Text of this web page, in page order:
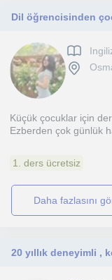
Dil öğrencisinden
Küçük çocuklar için
Ezberden çok günlük
1. ders ücretsiz
daha fazlasını